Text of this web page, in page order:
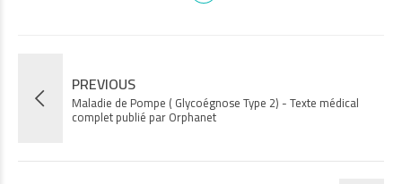
PREVIOUS
Maladie de Pompe ( Glycoégnose Type 2) - Texte médical
complet publié par Orphanet